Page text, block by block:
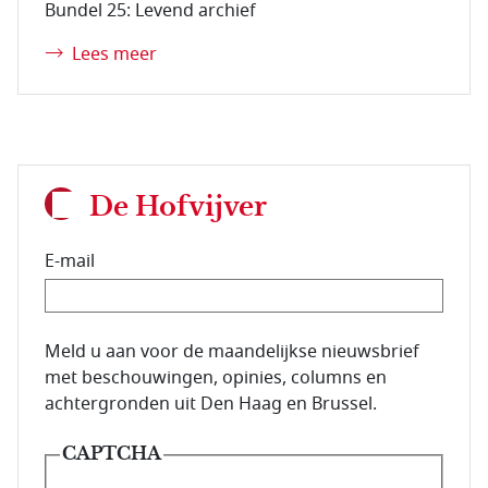
Bundel 25: Levend archief
Lees meer
De Hofvijver
E-mail
E-mailadres van de abonnee.
Meld u aan voor de maandelijkse nieuwsbrief
met beschouwingen, opinies, columns en
achtergronden uit Den Haag en Brussel.
CAPTCHA